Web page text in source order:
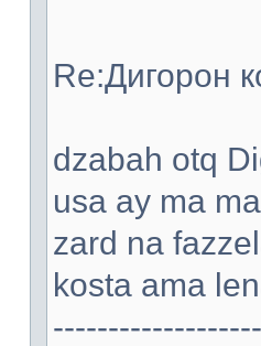
Re:Дигорон
dzabah otq
usa ay ma
zard na
kosta ama